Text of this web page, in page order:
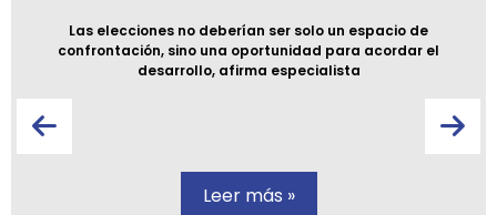
Las elecciones no deberían ser solo un espacio de
confrontación, sino una oportunidad para acordar el
desarrollo, afirma especialista
Leer más »